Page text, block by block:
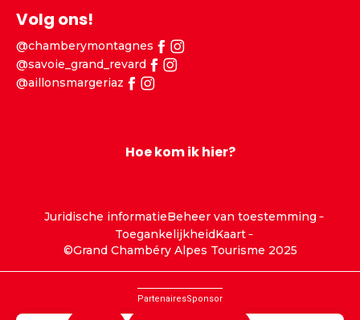
Volg ons!
@chamberymontagnes
@savoie_grand_revard
@aillonsmargeriaz
Hoe kom ik hier?
Juridische informatieBeheer van toestemming
ToegankelijkheidKaart
©Grand Chambéry Alpes Tourisme 2025
PartenairesSponsor